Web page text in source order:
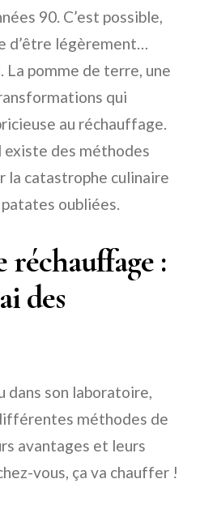
90. C’est possible,
d’être légèrement…
pomme de terre, une
qui
au réchauffage.
existe des méthodes
la catastrophe culinaire
oubliées.
réchauffage :
des
dans son laboratoire,
méthodes de
avantages et leurs
vous, ça va chauffer !